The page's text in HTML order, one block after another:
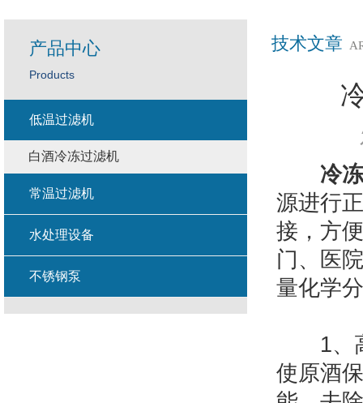
技术文章
冷
源进行
接，方
门、医
量化学
1、高
使原酒
产品中心
Products
低温过滤机
白酒冷冻过滤机
常温过滤机
水处理设备
不锈钢泵